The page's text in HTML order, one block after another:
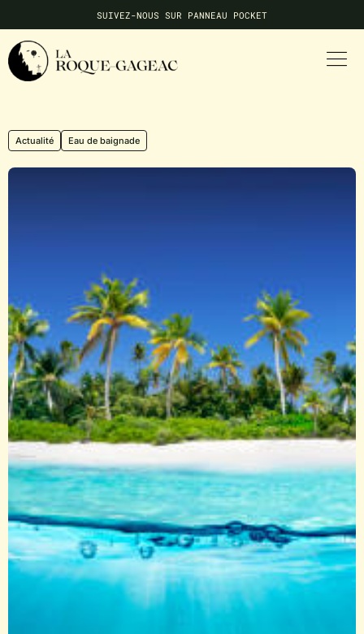
SUIVEZ-NOUS SUR PANNEAU POCKET
NE MANQUEZ AUCUNE INFO LOCALE
Actualité Eau de baignade